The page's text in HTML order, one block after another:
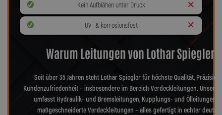
Kein Aufblähen unter Druck
UV- & korrosionsfest
Warum Leitungen von Lothar Spiegler?
Seit über 35 Jahren steht Lothar Spiegler für höchste Qualität, Präzision
Kundenzufriedenheit – insbesondere im Bereich Verdeckleitungen. Unser
umfasst Hydraulik- und Bremsleitungen, Kupplungs- und Ölleitungen
maßgeschneiderte Verdeckleitungen – alles gefertigt in echter